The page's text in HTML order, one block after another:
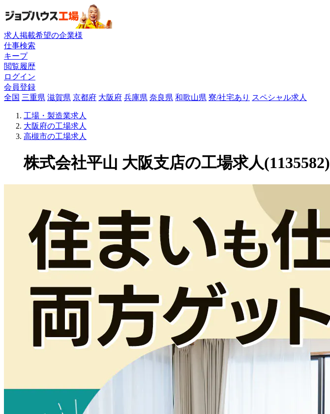
求人掲載希望の企業様
仕事検索
キープ
閲覧履歴
ログイン
会員登録
全国 三重県 滋賀県 京都府 大阪府 兵庫県 奈良県 和歌山県 寮/社宅あり スペシャル求人
工場・製造業求人
大阪府の工場求人
高槻市の工場求人
株式会社平山 大阪支店の工場求人(1135582)